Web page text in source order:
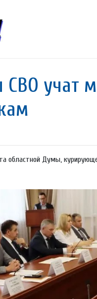
СВО учат
областной Думы,